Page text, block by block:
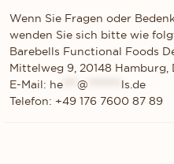
Wenn Sie Fragen oder
wenden Sie sich bitte wie
Barebells Functional Foods
Mittelweg 9, 20148 Hamburg,
E-Mail: he @
ls.de
Telefon: +49 176 7600 87 89